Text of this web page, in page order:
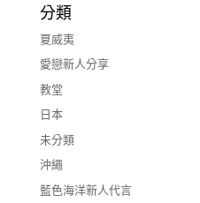
分類
夏威夷
愛戀新人分享
教堂
日本
未分類
沖繩
藍色海洋新人代言